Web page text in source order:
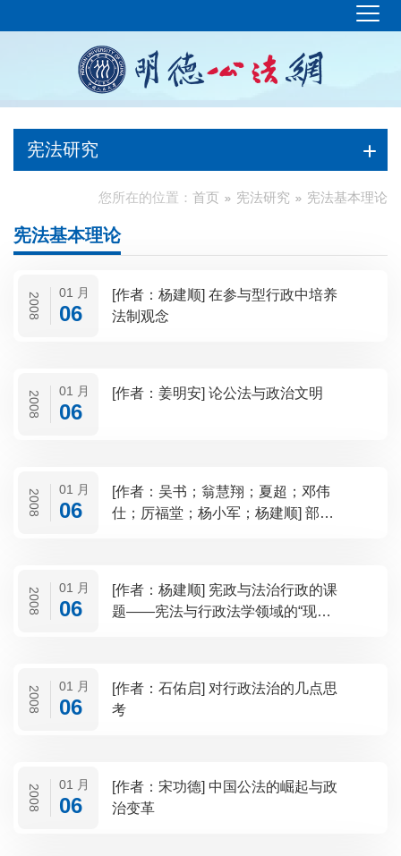
宪法研究
您所在的位置： 首页 宪法研究 宪法基本理论
宪法基本理论
2008 01 月
06
[作者：杨建顺] 在参与型行政中培养
法制观念
2008 01 月
06
[作者：姜明安] 论公法与政治文明
2008 01 月
06
[作者：吴书；翁慧翔；夏超；邓伟
仕；厉福堂；杨小军；杨建顺] 部门
2008 01 月
06
[作者：杨建顺] 宪政与法治行政的课
题——宪法与行政法学领域的“现代
2008 01 月
06
[作者：石佑启] 对行政法治的几点思
考
2008 01 月
06
[作者：宋功德] 中国公法的崛起与政
治变革